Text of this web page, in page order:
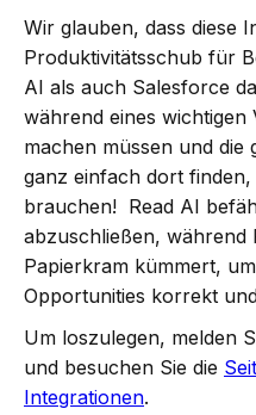
Wir glauben, dass diese
Produktivitätsschub für
AI als auch Salesforce
während eines
machen müssen und die
ganz einfach dort
brauchen! Read AI
abzuschließen, während
Papierkram kümmert,
Opportunities korrekt
Um loszulegen, melden
und besuchen Sie die
Integrationen.